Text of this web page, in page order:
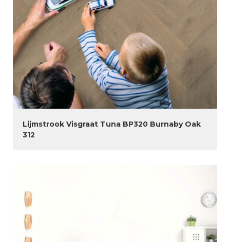
Lijmstrook Visgraat Tuna BP320 Burnaby Oak
312